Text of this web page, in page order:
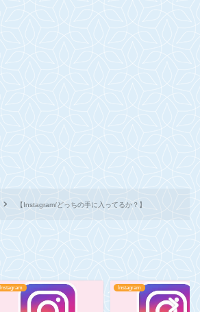
【Instagram/どっちの手に入ってるか？】
Instagram Instagram